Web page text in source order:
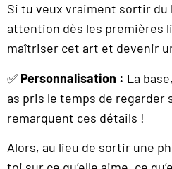
Si tu veux vraiment sortir du
attention dès les premières
maîtriser cet art et devenir
✅ Personnalisation : La
as pris le temps de regarder
remarquent ces détails !
Alors, au lieu de sortir une